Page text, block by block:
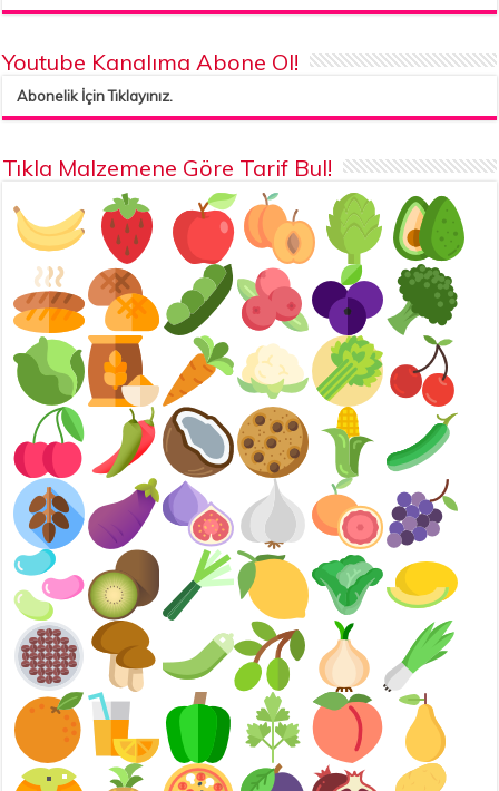
Youtube Kanalıma Abone Ol!
Abonelik İçin Tıklayınız.
Tıkla Malzemene Göre Tarif Bul!